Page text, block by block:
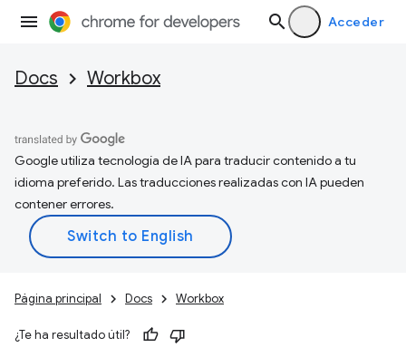
Acceder
Docs Workbox
Google utiliza tecnología de IA para traducir contenido a tu
idioma preferido. Las traducciones realizadas con IA pueden
contener errores.
Página principal Docs Workbox
¿Te ha resultado útil?